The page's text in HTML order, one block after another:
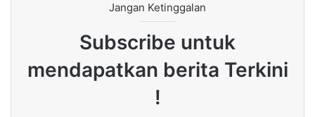
Jangan Ketinggalan
Subscribe untuk
mendapatkan berita Terkini
!